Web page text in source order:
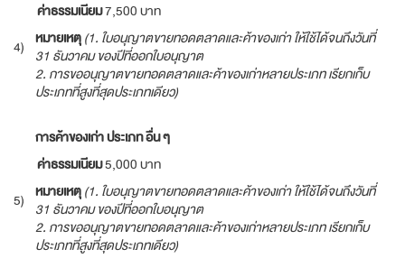
4)
ค่าธรรมเนียม7,500 บาท
หมายเหตุ(1. ใบอนุญาตขายทอดตลาดและค้าของเก่า ให้ใช้ได้จนถึงวันที่
31 ธันวาคม ของปีที่ออกใบอนุญาต
2. การขออนุญาตขายทอดตลาดและค้าของเก่าหลายประเภท เรียกเก็บ
ประเภทที่สูงที่สุดประเภทเดียว)
5)
การค้าของเก่า ประเภท อื่น ๆ
ค่าธรรมเนียม5,000 บาท
หมายเหตุ(1. ใบอนุญาตขายทอดตลาดและค้าของเก่า ให้ใช้ได้จนถึงวันที่
31 ธันวาคม ของปีที่ออกใบอนุญาต
2. การขออนุญาตขายทอดตลาดและค้าของเก่าหลายประเภท เรียกเก็บ
ประเภทที่สูงที่สุดประเภทเดียว)